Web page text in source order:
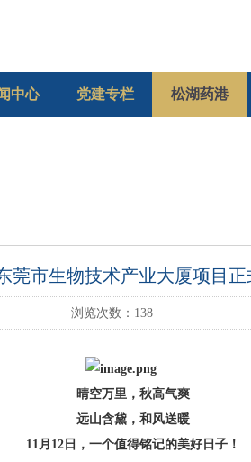
中心 党建专栏 松湖药港
莞市生物技术产业大厦项目
浏览次数： 138
晴空万里，秋高气爽
远山含黛，和风送暖
11月12日，一个值得铭记的美好日子！